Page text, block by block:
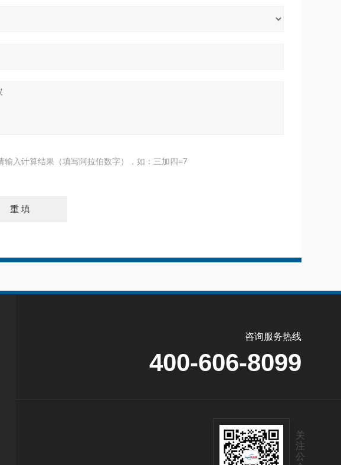
输入计算结果（填写阿拉伯数字），如：三加四=7
咨询服务热线
400-606-8099
关
注
公